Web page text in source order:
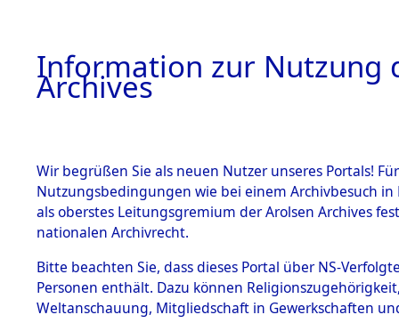
BESTÄNDE
1.
Inhaftierungsdoku
mente
1.2.9 Beim ITS
0001
Information zur Nutzung
Archives
Wir begrüßen Sie als neuen Nutzer unseres Portals!
Nutzungsbedingungen wie bei einem Archivbesuch
als oberstes Leitungsgremium der Arolsen Archives
nationalen Archivrecht.
Bitte beachten Sie, dass dieses Portal über NS-
Personen enthält. Dazu können
Weltanschauung, Mitgliedschaft in Gewerkschaften